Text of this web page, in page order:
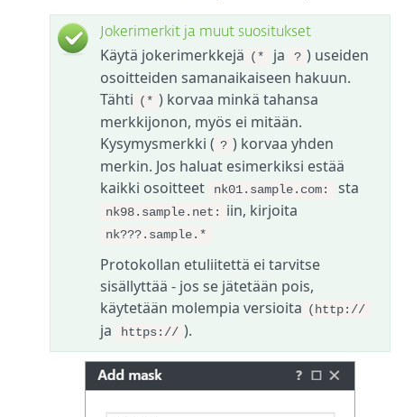
Jokerimerkit ja muut suositukset
Käytä jokerimerkkejä (* ja ? ) useiden
osoitteiden samanaikaiseen hakuun.
Tähti (* ) korvaa minkä tahansa
merkkijonon, myös ei mitään.
Kysymysmerkki ( ? ) korvaa yhden
merkin. Jos haluat esimerkiksi estää
kaikki osoitteet
nk01.sample.com: sta
nk98.sample.net: iin, kirjoita
nk???.sample.*
Protokollan etuliitettä ei tarvitse
sisällyttää - jos se jätetään pois,
käytetään molempia versioita (http://
ja https:// ).